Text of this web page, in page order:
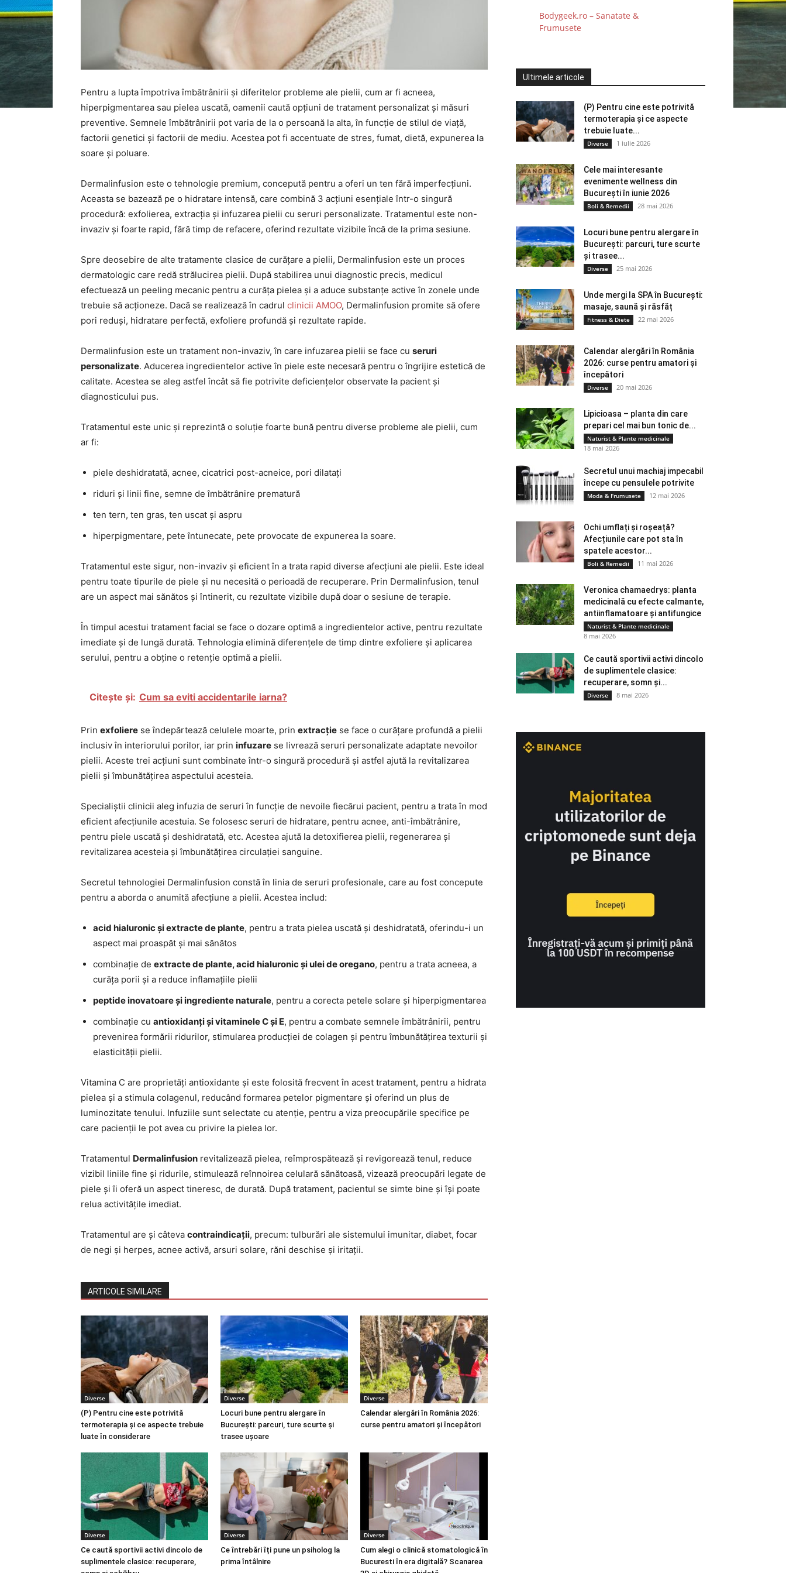
Pentru a lupta împotriva îmbătrânirii și diferitelor probleme ale pielii, cum ar fi acneea,
hiperpigmentarea sau pielea uscată, oamenii caută opțiuni de tratament personalizat și măsuri
preventive. Semnele îmbătrânirii pot varia de la o persoană la alta, în funcție de stilul de viață,
factorii genetici și factorii de mediu. Acestea pot fi accentuate de stres, fumat, dietă, expunerea la
soare și poluare.
Dermalinfusion este o tehnologie premium, concepută pentru a oferi un ten fără imperfecțiuni.
Aceasta se bazează pe o hidratare intensă, care combină 3 acțiuni esențiale într-o singură
procedură: exfolierea, extracția și infuzarea pielii cu seruri personalizate. Tratamentul este non-
invaziv și foarte rapid, fără timp de refacere, oferind rezultate vizibile încă de la prima sesiune.
Spre deosebire de alte tratamente clasice de curățare a pielii, Dermalinfusion este un proces
dermatologic care redă strălucirea pielii. După stabilirea unui diagnostic precis, medicul
efectuează un peeling mecanic pentru a curăța pielea și a aduce substanțe active în zonele unde
trebuie să acționeze. Dacă se realizează în cadrul clinicii AMOO, Dermalinfusion promite să ofere
pori reduși, hidratare perfectă, exfoliere profundă și rezultate rapide.
Dermalinfusion este un tratament non-invaziv, în care infuzarea pielii se face cu seruri
personalizate. Aducerea ingredientelor active în piele este necesară pentru o îngrijire estetică de
calitate. Acestea se aleg astfel încât să fie potrivite deficiențelor observate la pacient și
diagnosticului pus.
Tratamentul este unic și reprezintă o soluție foarte bună pentru diverse probleme ale pielii, cum
ar fi:
piele deshidratată, acnee, cicatrici post-acneice, pori dilatați
riduri și linii fine, semne de îmbătrânire prematură
ten tern, ten gras, ten uscat și aspru
hiperpigmentare, pete întunecate, pete provocate de expunerea la soare.
Tratamentul este sigur, non-invaziv și eficient în a trata rapid diverse afecțiuni ale pielii. Este ideal
pentru toate tipurile de piele și nu necesită o perioadă de recuperare. Prin Dermalinfusion, tenul
are un aspect mai sănătos și întinerit, cu rezultate vizibile după doar o sesiune de terapie.
În timpul acestui tratament facial se face o dozare optimă a ingredientelor active, pentru rezultate
imediate și de lungă durată. Tehnologia elimină diferențele de timp dintre exfoliere și aplicarea
serului, pentru a obține o retenție optimă a pielii.
Citește și: Cum sa eviti accidentarile iarna?
Prin exfoliere se îndepărtează celulele moarte, prin extracție se face o curățare profundă a pielii
inclusiv în interiorului porilor, iar prin infuzare se livrează seruri personalizate adaptate nevoilor
pielii. Aceste trei acțiuni sunt combinate într-o singură procedură și astfel ajută la revitalizarea
pielii și îmbunătățirea aspectului acesteia.
Specialiștii clinicii aleg infuzia de seruri în funcție de nevoile fiecărui pacient, pentru a trata în mod
eficient afecțiunile acestuia. Se folosesc seruri de hidratare, pentru acnee, anti-îmbătrânire,
pentru piele uscată și deshidratată, etc. Acestea ajută la detoxifierea pielii, regenerarea și
revitalizarea acesteia și îmbunătățirea circulației sanguine.
Secretul tehnologiei Dermalinfusion constă în linia de seruri profesionale, care au fost concepute
pentru a aborda o anumită afecțiune a pielii. Acestea includ:
acid hialuronic și extracte de plante, pentru a trata pielea uscată și deshidratată, oferindu-i un
aspect mai proaspăt și mai sănătos
combinație de extracte de plante, acid hialuronic și ulei de oregano, pentru a trata acneea, a
curăța porii și a reduce inflamațiile pielii
peptide inovatoare și ingrediente naturale, pentru a corecta petele solare și hiperpigmentarea
combinație cu antioxidanți și vitaminele C și E, pentru a combate semnele îmbătrânirii, pentru
prevenirea formării ridurilor, stimularea producției de colagen și pentru îmbunătățirea texturii și
elasticității pielii.
Vitamina C are proprietăți antioxidante și este folosită frecvent în acest tratament, pentru a hidrata
pielea și a stimula colagenul, reducând formarea petelor pigmentare și oferind un plus de
luminozitate tenului. Infuziile sunt selectate cu atenție, pentru a viza preocupările specifice pe
care pacienții le pot avea cu privire la pielea lor.
Tratamentul Dermalinfusion revitalizează pielea, reîmprospătează și revigorează tenul, reduce
vizibil liniile fine și ridurile, stimulează reînnoirea celulară sănătoasă, vizează preocupări legate de
piele și îi oferă un aspect tineresc, de durată. După tratament, pacientul se simte bine și își poate
relua activitățile imediat.
Tratamentul are și câteva contraindicații, precum: tulburări ale sistemului imunitar, diabet, focar
de negi și herpes, acnee activă, arsuri solare, răni deschise și iritații.
ARTICOLE SIMILARE
Diverse
(P) Pentru cine este potrivită
termoterapia și ce aspecte trebuie
luate în considerare
Diverse
Locuri bune pentru alergare în
București: parcuri, ture scurte și
trasee ușoare
Diverse
Calendar alergări în România 2026:
curse pentru amatori și începători
Diverse
Ce caută sportivii activi dincolo de
suplimentele clasice: recuperare,
Diverse
Ce întrebări îți pune un psiholog la
prima întâlnire
Diverse
Cum alegi o clinică stomatologică în
Bucuresti în era digitală? Scanarea
Bodygeek.ro – Sanatate &
Frumusete
Ultimele articole
(P) Pentru cine este potrivită
termoterapia și ce aspecte
trebuie luate...
Diverse 1 iulie 2026
Cele mai interesante
evenimente wellness din
București în iunie 2026
Boli & Remedii 28 mai 2026
Locuri bune pentru alergare în
București: parcuri, ture scurte
și trasee...
Diverse 25 mai 2026
Unde mergi la SPA în București:
masaje, saună și răsfăț
Fitness & Diete 22 mai 2026
Calendar alergări în România
2026: curse pentru amatori și
începători
Diverse 20 mai 2026
Lipicioasa – planta din care
prepari cel mai bun tonic de...
Naturist & Plante medicinale
18 mai 2026
Secretul unui machiaj impecabil
începe cu pensulele potrivite
Moda & Frumusete 12 mai 2026
Ochi umflați și roșeață?
Afecțiunile care pot sta în
spatele acestor...
Boli & Remedii 11 mai 2026
Veronica chamaedrys: planta
medicinală cu efecte calmante,
antiinflamatoare și antifungice
Naturist & Plante medicinale
8 mai 2026
Ce caută sportivii activi dincolo
de suplimentele clasice:
recuperare, somn și...
Diverse 8 mai 2026